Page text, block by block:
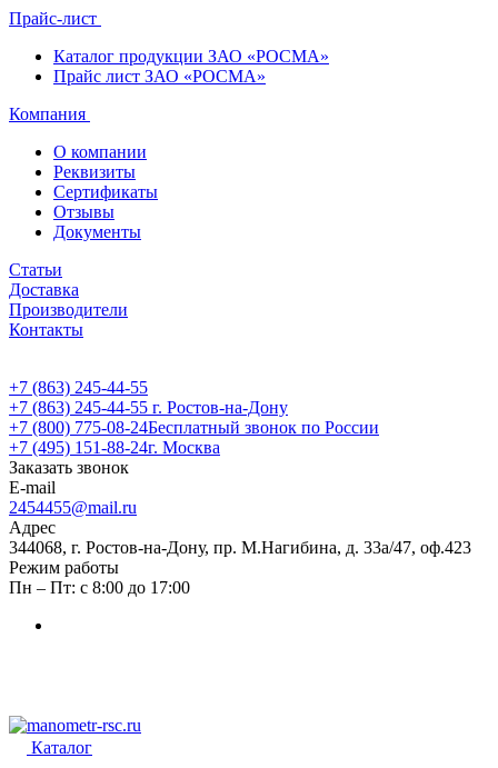
Прайс-лист
Каталог продукции ЗАО «РОСМА»
Прайс лист ЗАО «РОСМА»
Компания
О компании
Реквизиты
Сертификаты
Отзывы
Документы
Статьи
Доставка
Производители
Контакты
+7 (863) 245-44-55
+7 (863) 245-44-55 г. Ростов-на-Дону
+7 (800) 775-08-24Бесплатный звонок по России
+7 (495) 151-88-24г. Москва
Заказать звонок
E-mail
2454455@mail.ru
Адрес
344068, г. Ростов-на-Дону, пр. М.Нагибина, д. 33а/47, оф.423
Режим работы
Пн – Пт: с 8:00 до 17:00
Каталог